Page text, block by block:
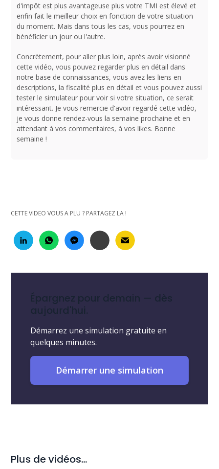
d'impôt est plus avantageuse plus votre TMI est élevé et
enfin fait le meilleur choix en fonction de votre situation
du moment. Mais dans tous les cas, vous pourrez en
bénéficier un jour ou l'autre.
Concrètement, pour aller plus loin, après avoir visionné
cette vidéo, vous pouvez regarder plus en détail dans
notre base de connaissances, vous avez les liens en
descriptions, la fiscalité plus en détail et vous pouvez aussi
tester le simulateur pour voir si votre situation, ce serait
intéressant. Je vous remercie d'avoir regardé cette vidéo,
je vous donne rendez-vous la semaine prochaine et en
attendant à vos commentaires, à vos likes. Bonne
semaine !
CETTE VIDEO VOUS A PLU ? PARTAGEZ LA !
Épargnez pour demain — dès
aujourd'hui.
Démarrez une simulation gratuite en
quelques minutes.
Démarrer une simulation
Plus de vidéos...